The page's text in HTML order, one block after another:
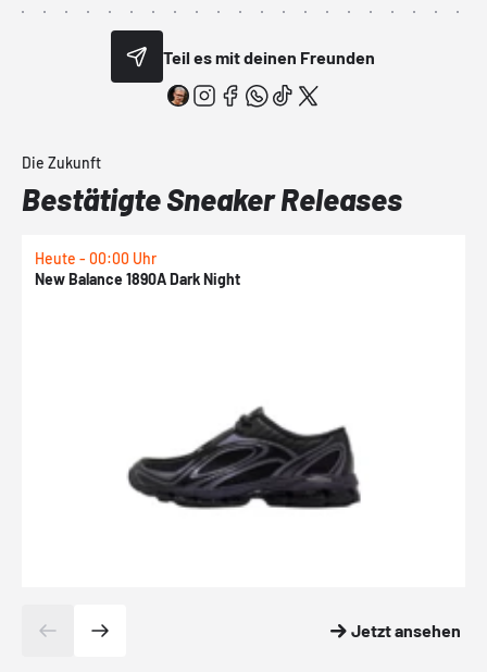
Teil es mit deinen Freunden
Die Zukunft
Bestätigte Sneaker Releases
Heute - 00:00 Uhr
New Balance 1890A Dark Night
Jetzt ansehen